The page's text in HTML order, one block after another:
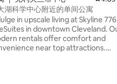
湖科学中心附近的单间公寓
in upscale living at Skyline
in downtown Cleveland.
rentals offer comfort and
near top attractions.